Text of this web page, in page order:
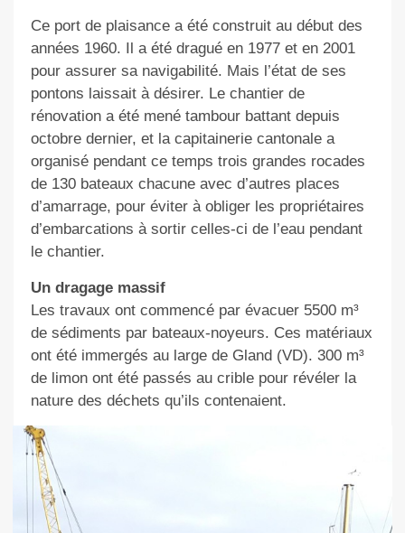
Ce port de plaisance a été construit au début des
années 1960. Il a été dragué en 1977 et en 2001
pour assurer sa navigabilité. Mais l’état de ses
pontons laissait à désirer. Le chantier de
rénovation a été mené tambour battant depuis
octobre dernier, et la capitainerie cantonale a
organisé pendant ce temps trois grandes rocades
de 130 bateaux chacune avec d’autres places
d’amarrage, pour éviter à obliger les propriétaires
d’embarcations à sortir celles-ci de l’eau pendant
le chantier.
Un dragage massif
Les travaux ont commencé par évacuer 5500 m³
de sédiments par bateaux-noyeurs. Ces matériaux
ont été immergés au large de Gland (VD). 300 m³
de limon ont été passés au crible pour révéler la
nature des déchets qu’ils contenaient.